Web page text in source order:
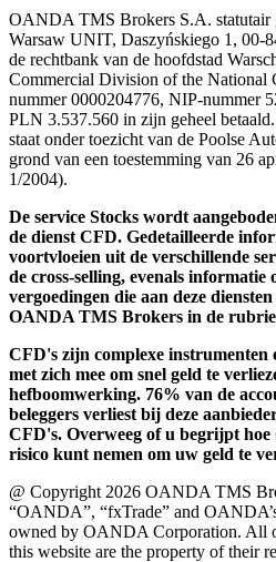
OANDA TMS Brokers S.A. statutair
Warsaw UNIT, Daszyńskiego 1, 00-
de rechtbank van de hoofdstad
Commercial Division of the National
nummer 0000204776, NIP-nummer
PLN 3.537.560 in zijn geheel
staat onder toezicht van de Poolse
grond van een toestemming van 26
1/2004).
De service Stocks wordt
de dienst CFD. Gedetailleerde
voortvloeien uit de verschillende
de cross-selling, evenals informatie
vergoedingen die aan deze
OANDA TMS Brokers in de
CFD's zijn complexe instrumenten
met zich mee om snel geld te
hefboomwerking. 76% van de
beleggers verliest bij deze
CFD's. Overweeg of u begrijpt
risico kunt nemen om uw geld te
@ Copyright 2026 OANDA TMS
“OANDA”, “fxTrade” and
owned by OANDA Corporation. All
this website are the property of their